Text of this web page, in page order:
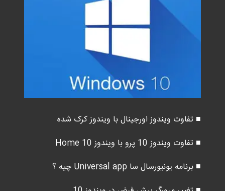
■ تفاوت ویندوز اورجینال با ویندوز کرک شده
■ تفاوت ویندوز 10 پرو با ویندوز 10 Home
■ برنامه یونیورسال سا Universal app چیه ؟